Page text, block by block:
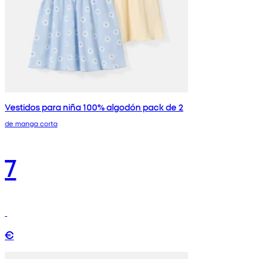
Vestidos para niña 100% algodón pack de 2
de manga corta
7
€